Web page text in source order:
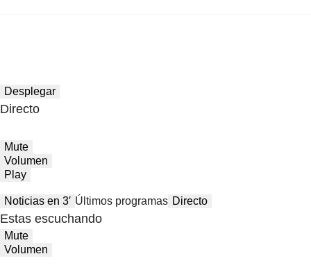
Desplegar
Directo
Mute
Volumen
Play
Noticias en 3′ Últimos programas Directo
Estas escuchando
Mute
Volumen